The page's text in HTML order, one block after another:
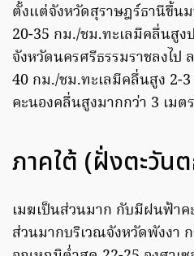
ตั้งแต่จังหวัดสุราษฎร์ธานีขึ้น
20-35 กม./ชม.ทะเลมีคลื่นสู
จังหวัดนครศรีธรรมราชลงไป
40 กม./ชม.ทะเลมีคลื่นสูง 2-
คะนองคลื่นสูงมากกว่า 3 เมตร
ภาคใต้ (ฝั่งตะวัน
เมฆเป็นส่วนมาก กับมีฝนฟ้า
ส่วนมากบริเวณจังหวัดพังงา